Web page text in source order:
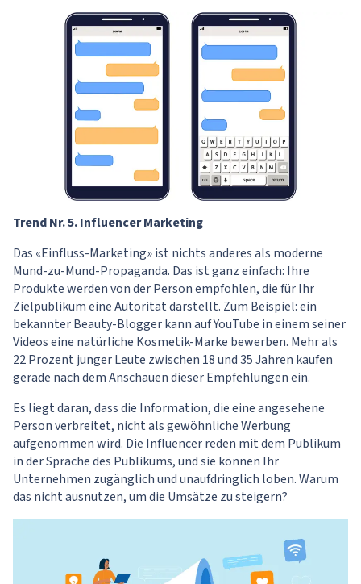
Trend Nr. 5. Influencer Marketing
Das «Einfluss-Marketing» ist nichts anderes als moderne
Mund-zu-Mund-Propaganda. Das ist ganz einfach: Ihre
Produkte werden von der Person empfohlen, die für Ihr
Zielpublikum eine Autorität darstellt. Zum Beispiel: ein
bekannter Beauty-Blogger kann auf YouTube in einem seiner
Videos eine natürliche Kosmetik-Marke bewerben. Mehr als
22 Prozent junger Leute zwischen 18 und 35 Jahren kaufen
gerade nach dem Anschauen dieser Empfehlungen ein.
Es liegt daran, dass die Information, die eine angesehene
Person verbreitet, nicht als gewöhnliche Werbung
aufgenommen wird. Die Influencer reden mit dem Publikum
in der Sprache des Publikums, und sie können Ihr
Unternehmen zugänglich und unaufdringlich loben. Warum
das nicht ausnutzen, um die Umsätze zu steigern?